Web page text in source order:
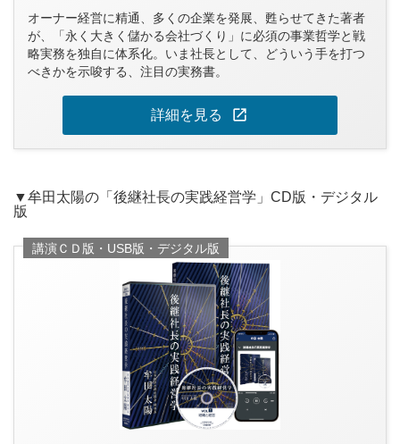
オーナー経営に精通、多くの企業を発展、甦らせてきた著者
が、「永く大きく儲かる会社づくり」に必須の事業哲学と戦
略実務を独自に体系化。いま社長として、どういう手を打つ
べきかを示唆する、注目の実務書。
詳細を見る open_in_new
▼牟田太陽の「後継社長の実践経営学」CD版・デジタル
版
講演ＣＤ版・USB版・デジタル版